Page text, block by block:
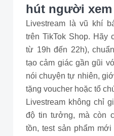
hút người xem
Livestream là vũ khí
trên TikTok Shop. Hãy
từ 19h đến 22h),
tạo cảm giác gần gũi
nói chuyện tự nhiên,
tặng voucher hoặc tổ
Livestream không chỉ
độ tin tưởng, mà còn
tồn, test sản phẩm